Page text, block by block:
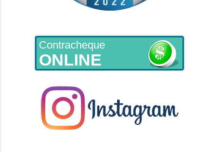
Contracheque
ONLINE